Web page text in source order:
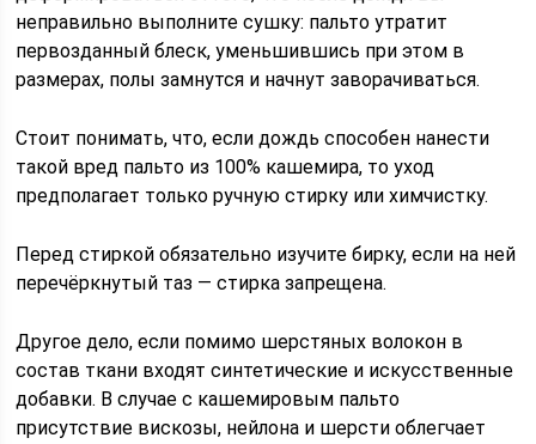
неправильно выполните сушку: пальто утратит
первозданный блеск, уменьшившись при этом в
размерах, полы замнутся и начнут заворачиваться.
Стоит понимать, что, если дождь способен нанести
такой вред пальто из 100% кашемира, то уход
предполагает только ручную стирку или химчистку.
Перед стиркой обязательно изучите бирку, если на ней
перечёркнутый таз — стирка запрещена.
Другое дело, если помимо шерстяных волокон в
состав ткани входят синтетические и искусственные
добавки. В случае с кашемировым пальто
присутствие вискозы, нейлона и шерсти облегчает